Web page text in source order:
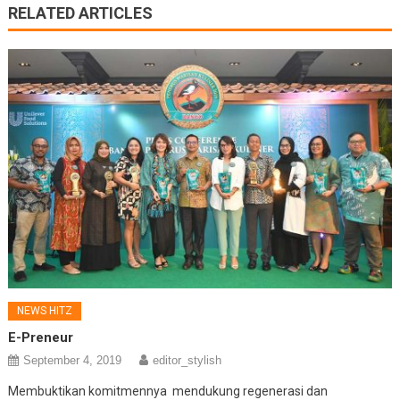
RELATED ARTICLES
NEWS HITZ
E-Preneur
September 4, 2019 editor_stylish
Membuktikan komitmennya mendukung regenerasi dan